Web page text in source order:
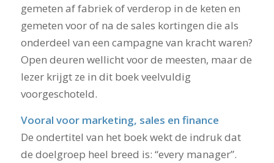
gemeten af fabriek of verderop in de keten en
gemeten voor of na de sales kortingen die als
onderdeel van een campagne van kracht waren?
Open deuren wellicht voor de meesten, maar de
lezer krijgt ze in dit boek veelvuldig
voorgeschoteld.
Vooral voor marketing, sales en finance
De ondertitel van het boek wekt de indruk dat
de doelgroep heel breed is: “every manager”.